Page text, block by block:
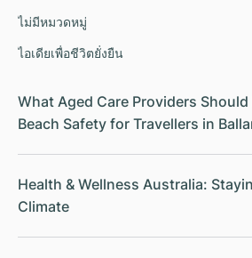
ไม่มีหมวดหมู่
ไอเดียเพื่อชีวิตยั่งยืน
What Aged Care Providers
Beach Safety for Travellers in
Health & Wellness Australia:
Climate